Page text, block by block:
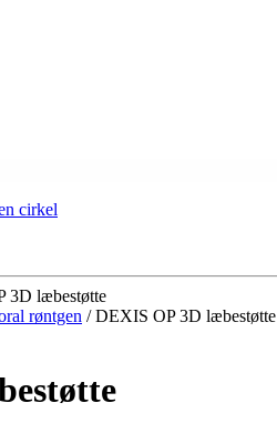
3D læbestøtte
røntgen / DEXIS OP 3D læbestøtte